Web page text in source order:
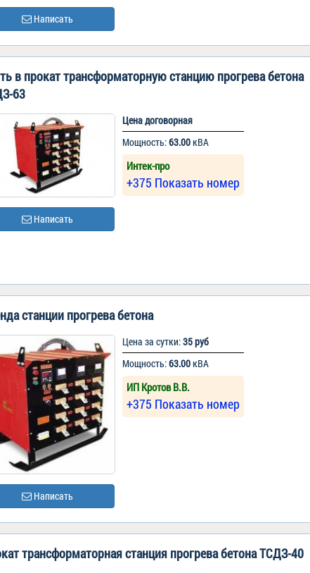
Написать
в прокат трансформаторную станцию прогрева бетона
63
Написать
Цена договорная
Мощность:63.00кВА
Интек-про
+375 Показать номер
станции прогрева бетона
Написать
Цена за сутки:35 руб
Мощность:63.00кВА
ИП Кротов В.В.
+375 Показать номер
трансформаторная станция прогрева бетона ТСДЗ-40